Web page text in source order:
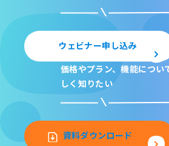
ウェビナー申し込み
価格やプラン、機能につい
しく知りたい
資料ダウンロード